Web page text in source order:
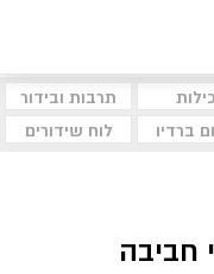
תרבות ובידור
ברדיו לוח שידורים
חביבה